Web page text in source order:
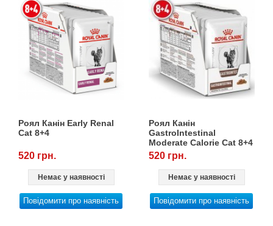
Роял Канін Early Renal
Cat 8+4
520 грн.
Немає у наявності
Повідомити про наявність
Роял Канін
GastroIntestinal
Moderate Calorie Cat 8+4
520 грн.
Немає у наявності
Повідомити про наявність